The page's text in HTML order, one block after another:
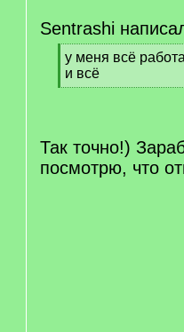
Sentrashi
[
q
]
у меня всё
и всё
[
Так точно!)
посмотрю, что